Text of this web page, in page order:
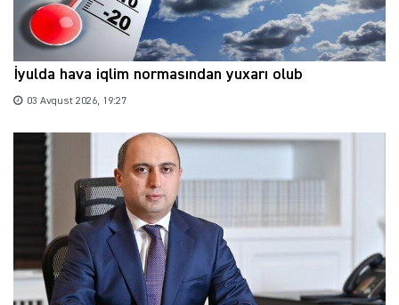
İyulda hava iqlim normasından yuxarı olub
03 Avqust 2026, 19:27